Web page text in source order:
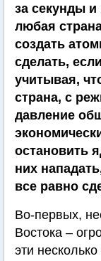
за секунды
любая
создать
сделать,
учитывая,
страна, с
давление
остановить
них
все равно
Во-первых,
Востока –
эти